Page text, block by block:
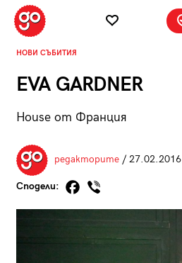
НОВИ СЪБИТИЯ
EVA GARDNER
House от Франция
редакторите/ 27.02.2016
Сподели: